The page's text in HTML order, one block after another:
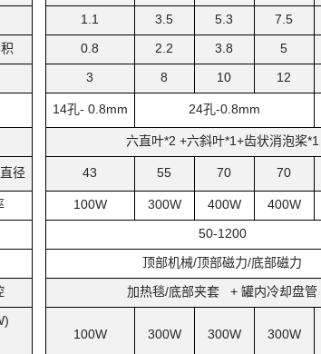
1.1 3.5 5.3 7.5
0.8 2.2 3.8 5
3 8 10 12
14孔- 0.8mm 24孔-0.8mm
六直叶*2 +六斜叶*1+齿状消泡桨*1
径 43 55 70 70
100W 300W 400W 400W
50-1200
顶部机械/顶部磁力/底部磁力
加热毯/底部夹套 + 罐内冷却盘管
100W 300W 300W 300W